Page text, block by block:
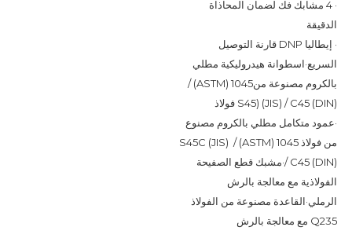
الدقيقة
السريع·
بالكروم مصنوعة من
S45) (JIS) / C45 (DIN) فولاذ
·
من فولاذ 1045 (ASTM) / S45C (JIS)
/ C45 (DIN)
·
الرملي·
Q235 مع معالجة بالرش